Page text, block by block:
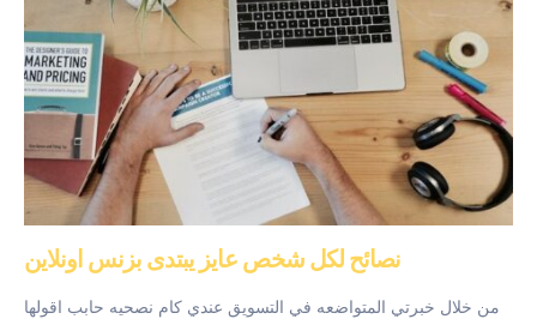
نصائح لكل شخص عايز يبتدى بزنس اونلاين
من خلال خبرتي المتواضعه في التسويق عندي كام نصحيه حابب اقولها